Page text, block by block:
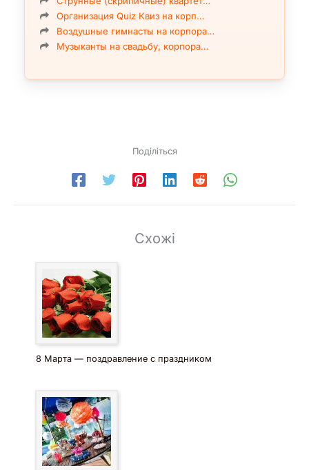
Организация Quiz Квиз на корп…
Воздушные гимнасты на корпора…
Музыканты на свадьбу, корпора…
Поділіться
Схожі
8 Марта — поздравление с праздником